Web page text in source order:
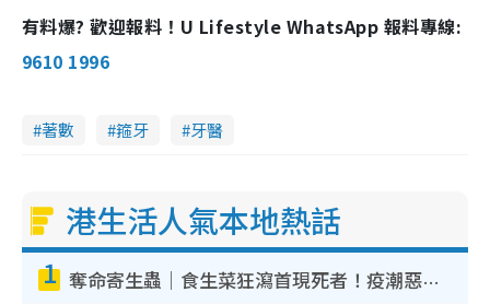
有料爆? 歡迎報料！U Lifestyle WhatsApp 報料專線:
9610 1996
著數 箍牙 牙醫
港生活人氣本地熱話
1 奪命寄生蟲｜食生菜狂瀉首現死者！疫潮惡化錄1.8萬宗病例 揭洗菜3大謬誤